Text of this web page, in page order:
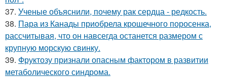
37. Ученые объяснили, почему рак сердца - редкость.
38. Пара из Канады приобрела крошечного поросенка,
рассчитывая, что он навсегда останется размером с
крупную морскую свинку.
39. Фруктозу признали опасным фактором в развитии
метаболического синдрома.